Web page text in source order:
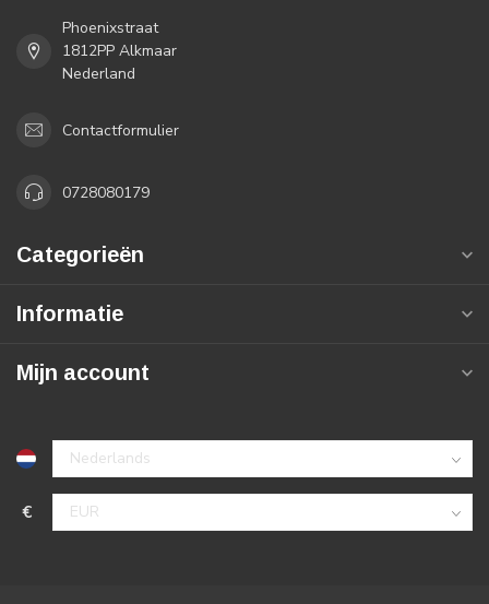
Phoenixstraat
1812PP Alkmaar
Nederland
Contactformulier
0728080179
Categorieën
Informatie
Mijn account
€